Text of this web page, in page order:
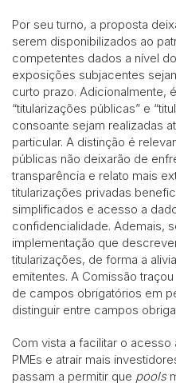
Por seu turno, a proposta
serem disponibilizados ao
competentes dados a nível
exposições subjacentes
curto prazo. Adicionalmente,
“titularizações públicas” e
consoante sejam realizadas
particular. A distinção é
públicas não deixarão de
transparência e relato mais
titularizações privadas
simplificados e acesso a
confidencialidade. Ademais,
implementação que
titularizações, de forma a
emitentes. A Comissão
de campos obrigatórios em
distinguir entre campos
Com vista a facilitar o
PMEs e atrair mais
passam a permitir que pools